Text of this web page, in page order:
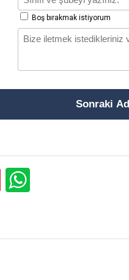
Boş bırakmak istiyorum
Sonraki